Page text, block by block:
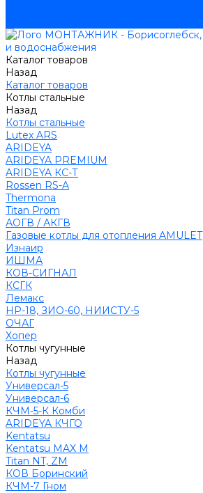
Каталог товаров
Назад
Каталог товаров
Котлы стальные
Назад
Котлы стальные
Lutex ARS
ARIDEYA
ARIDEYA PREMIUM
ARIDEYA КС-Т
Rossen RS-A
Thermona
Titan Prom
АОГВ / АКГВ
Газовые котлы для отопления AMULET
Изнаир
ИШМА
КОВ-СИГНАЛ
КСГК
Лемакс
НР-18, ЗИО-60, НИИСТУ-5
ОЧАГ
Хопер
Котлы чугунные
Назад
Котлы чугунные
Универсал-5
Универсал-6
КЧМ-5-К Комби
ARIDEYA КЧГО
Kentatsu
Kentatsu MAX M
Titan NT, ZM
КОВ Боринский
КЧМ-7 Гном